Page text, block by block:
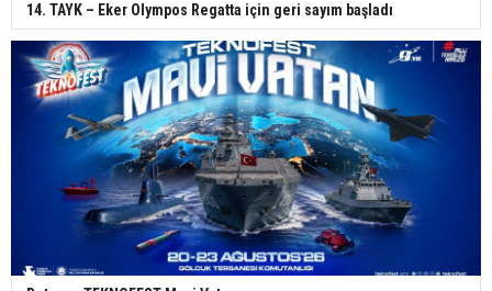
14. TAYK – Eker Olympos Regatta için geri sayım başladı